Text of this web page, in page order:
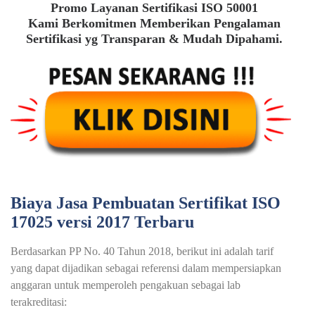
Promo Layanan Sertifikasi ISO 50001
Kami Berkomitmen Memberikan Pengalaman
Sertifikasi yg Transparan & Mudah Dipahami.
Biaya Jasa Pembuatan Sertifikat ISO
17025 versi 2017 Terbaru
Berdasarkan PP No. 40 Tahun 2018, berikut ini adalah tarif
yang dapat dijadikan sebagai referensi dalam mempersiapkan
anggaran untuk memperoleh pengakuan sebagai lab
terakreditasi: